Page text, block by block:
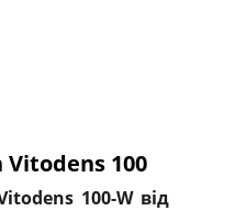
100
100-W від